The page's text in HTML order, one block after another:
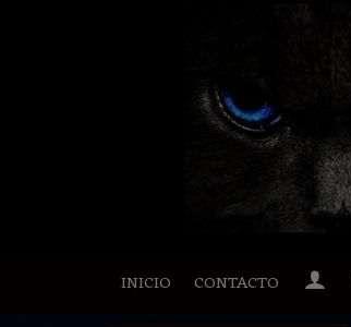
INICIO CONTACTO